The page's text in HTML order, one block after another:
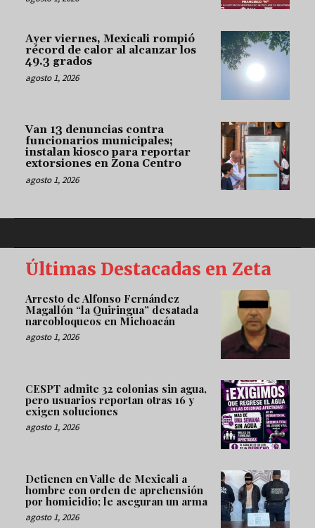
Ayer viernes, Mexicali rompió
récord de calor al alcanzar los
49.3 grados
agosto 1, 2026
Van 13 denuncias contra
funcionarios municipales;
instalan kiosco para reportar
extorsiones en Zona Centro
agosto 1, 2026
Últimas Destacadas en Zeta
Arresto de Alfonso Fernández
Magallón “la Quiringua” desatada
narcobloqueos en Michoacán
agosto 1, 2026
CESPT admite 32 colonias sin agua,
pero usuarios reportan otras 16 y
exigen soluciones
agosto 1, 2026
Detienen en Valle de Mexicali a
hombre con orden de aprehensión
por homicidio; le aseguran un arma
agosto 1, 2026